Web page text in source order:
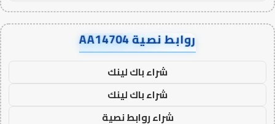
روابط نصية AA14704
شراء باك لينك
شراء باك لينك
شراء روابط نصية